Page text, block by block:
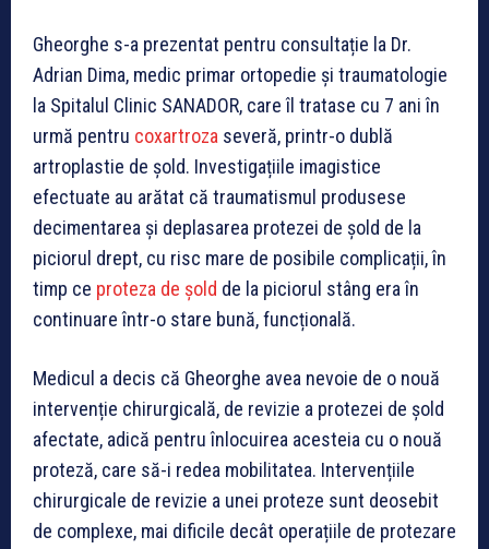
Gheorghe s-a prezentat pentru consultație la Dr.
Adrian Dima, medic primar ortopedie și traumatologie
la Spitalul Clinic SANADOR, care îl tratase cu 7 ani în
urmă pentru coxartroza severă, printr-o dublă
artroplastie de șold. Investigațiile imagistice
efectuate au arătat că traumatismul produsese
decimentarea și deplasarea protezei de șold de la
piciorul drept, cu risc mare de posibile complicații, în
timp ce proteza de șold de la piciorul stâng era în
continuare într-o stare bună, funcțională.
Medicul a decis că Gheorghe avea nevoie de o nouă
intervenție chirurgicală, de revizie a protezei de șold
afectate, adică pentru înlocuirea acesteia cu o nouă
proteză, care să-i redea mobilitatea. Intervențiile
chirurgicale de revizie a unei proteze sunt deosebit
de complexe, mai dificile decât operațiile de protezare